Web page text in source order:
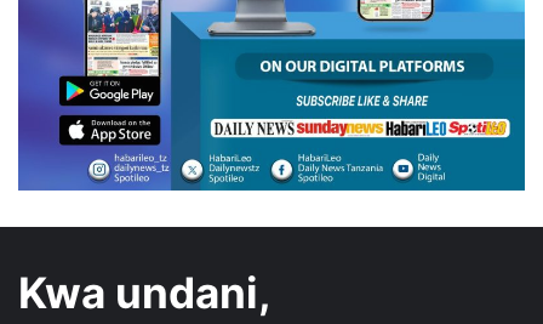
Kwa undani,